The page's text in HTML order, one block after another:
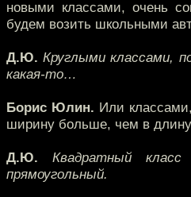
новыми классами, очень
будем возить школьными
Д.Ю. Круглыми классами,
какая-то…
Борис Юлин. Или
ширину больше, чем в
Д.Ю. Квадратный класс
прямоугольный.